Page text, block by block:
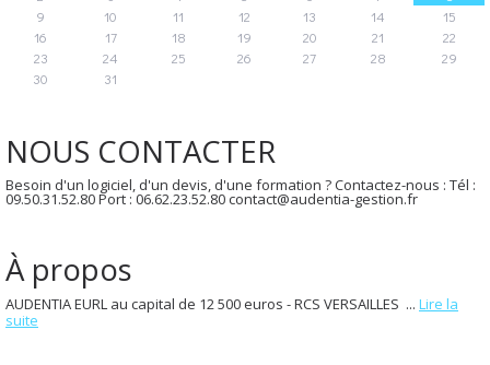
9
10 11 12 13 14
15
16
17 18 19 20 21
22
23
24 25 26 27 28
29
30
31
NOUS CONTACTER
Besoin d'un logiciel, d'un devis, d'une formation ? Contactez-nous : Tél :
09.50.31.52.80 Port : 06.62.23.52.80 contact@audentia-gestion.fr
À propos
AUDENTIA EURL au capital de 12 500 euros - RCS VERSAILLES ... Lire la
suite